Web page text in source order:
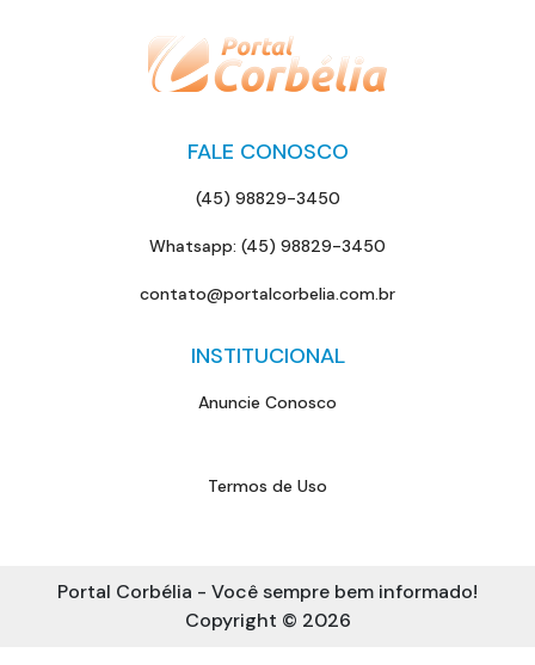
FALE CONOSCO
(45) 98829-3450
Whatsapp: (45) 98829-3450
contato@portalcorbelia.com.br
INSTITUCIONAL
Anuncie Conosco
Termos de Uso
Portal Corbélia - Você sempre bem informado!
Copyright © 2026